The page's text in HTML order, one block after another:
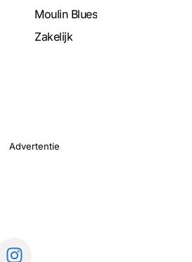
Moulin Blues
Zakelijk
Advertentie